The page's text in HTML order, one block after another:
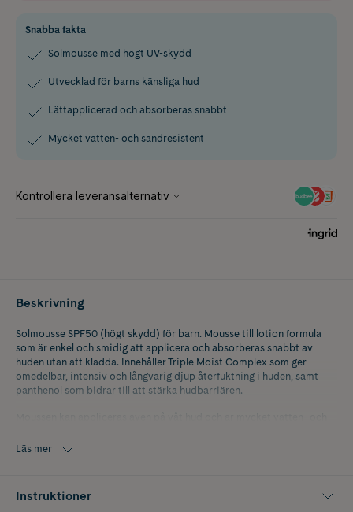
Snabba fakta
Solmousse med högt UV-skydd
Utvecklad för barns känsliga hud
Lättapplicerad och absorberas snabbt
Mycket vatten- och sandresistent
Beskrivning
Solmousse SPF50 (högt skydd) för barn. Mousse till lotion formula
som är enkel och smidig att applicera och absorberas snabbt av
huden utan att kladda. Innehåller Triple Moist Complex som ger
omedelbar, intensiv och långvarig djup återfuktning i huden, samt
panthenol som bidrar till att stärka hudbarriären.
Tänk på att bebisar och småbarn inte ska utsättas för direkt solljus
Läs mer
Instruktioner